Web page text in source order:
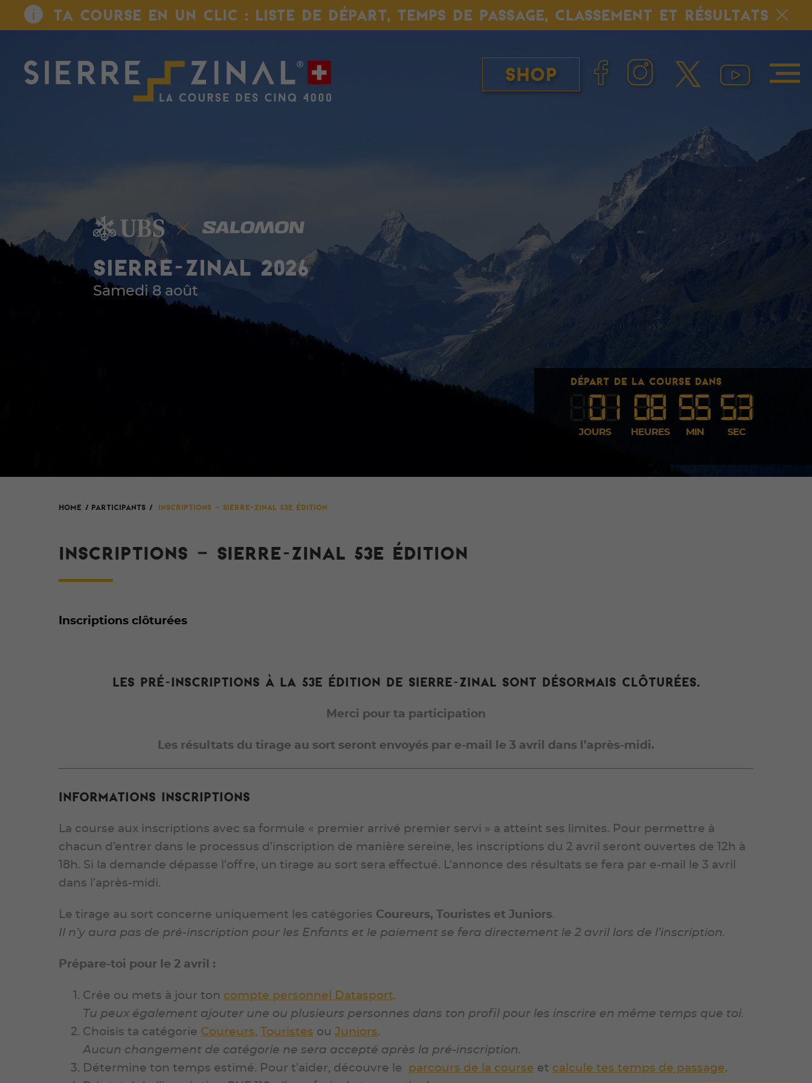
TA COURSE EN UN CLIC : LISTE DE DÉPART, TEMPS DE PASSAGE, CLASSEMENT ET RÉSULTATS
SIERRE-ZINAL 2026
Samedi 8 août
DÉPART DE LA COURSE DANS
0 1 08 55 5 1
JOURS HEURES MIN SEC
Shop
HOME / Participants / INSCRIPTIONS – SIERRE-ZINAL 53e édition
INSCRIPTIONS – SIERRE-ZINAL 53E ÉDITION
Inscriptions clôturées
Les pré-inscriptions à la 53e édition de Sierre-Zinal sont désormais clôturées.
Merci pour ta participation
Les résultats du tirage au sort seront envoyés par e-mail le 3 avril dans l’après-midi.
INFORMATIONS Inscriptions
La course aux inscriptions avec sa formule « premier arrivé premier servi » a atteint ses limites. Pour permettre à
chacun d’entrer dans le processus d'inscription de manière sereine, les inscriptions du 2 avril seront ouvertes de 12h à
18h. Si la demande dépasse l'offre, un tirage au sort sera effectué. L’annonce des résultats se fera par e-mail le 3 avril
dans l’après-midi.
Le tirage au sort concerne uniquement les catégories Coureurs, Touristes et Juniors.
Il n’y aura pas de pré-inscription pour les Enfants et le paiement se fera directement le 2 avril lors de l’inscription.
Prépare-toi pour le 2 avril :
Crée ou mets à jour ton compte personnel Datasport.
Tu peux également ajouter une ou plusieurs personnes dans ton profil pour les inscrire en même temps que toi.
Choisis ta catégorie Coureurs, Touristes ou Juniors.
Aucun changement de catégorie ne sera accepté après la pré-inscription.
Détermine ton temps estimé. Pour t’aider, découvre le
parcours de la course et calcule tes temps de passage.